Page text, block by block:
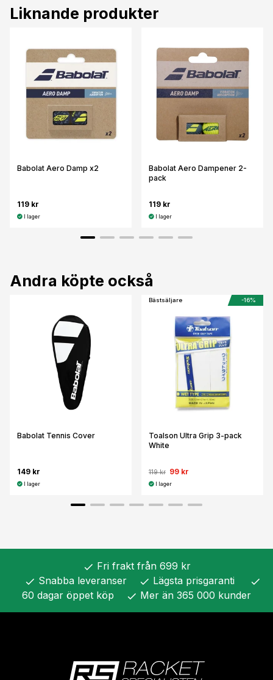
Liknande produkter
Babolat Aero Damp x2
119 kr
I lager
Babolat Aero Dampener 2-
pack
119 kr
I lager
Andra köpte också
Babolat Tennis Cover
149 kr
I lager
Bästsäljare -16%
Toalson Ultra Grip 3-pack
White
119 kr 99 kr
I lager
check Fri frakt från 699 kr
check Snabba leveranser check Lägsta prisgaranti check
60 dagar öppet köp check Mer än 365 000 kunder